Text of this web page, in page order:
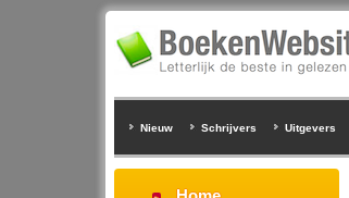
Nieuw Schrijvers Uitgevers